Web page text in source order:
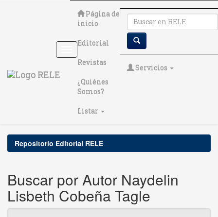
Página de
inicio
Editorial
Revistas
¿Quiénes
Somos?
Listar
Servicios
Repositorio Editorial RELE
Buscar por Autor Naydelin
Lisbeth Cobeña Tagle